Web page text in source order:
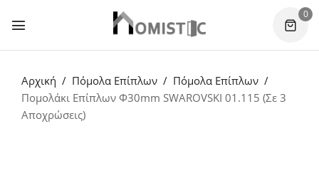
0
Αρχική Πόμολα Επίπλων
Πόμολα Επίπλων
Πομολάκι Επίπλων Φ30mm SWAROVSKI 01.115 (Σε 3
Αποχρώσεις)